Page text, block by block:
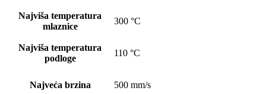
Najviša temperatura
mlaznice
300 °C
Najviša temperatura
podloge
110 °C
Najveća brzina 500 mm/s